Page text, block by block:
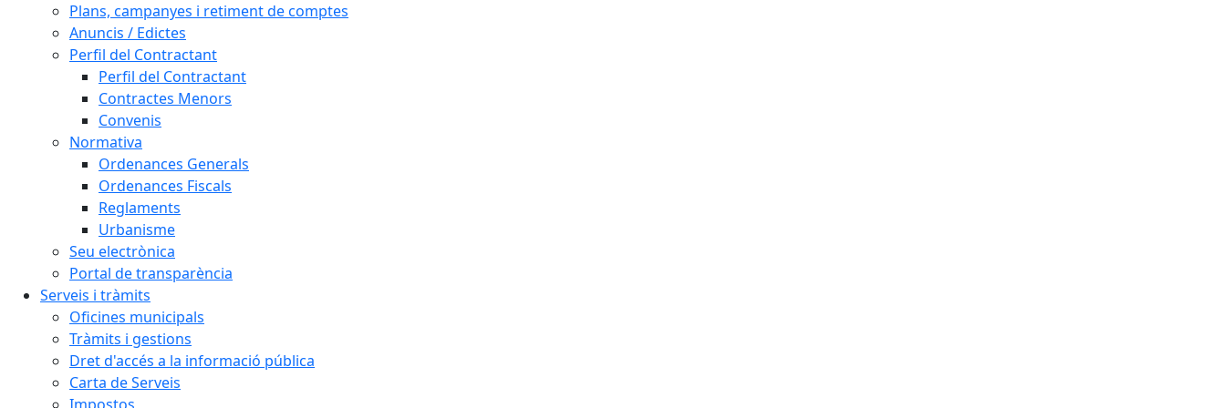
Plans, campanyes i retiment de comptes
Anuncis / Edictes
Perfil del Contractant
Perfil del Contractant
Contractes Menors
Convenis
Normativa
Ordenances Generals
Ordenances Fiscals
Reglaments
Urbanisme
Seu electrònica
Portal de transparència
Serveis i tràmits
Oficines municipals
Tràmits i gestions
Dret d'accés a la informació pública
Carta de Serveis